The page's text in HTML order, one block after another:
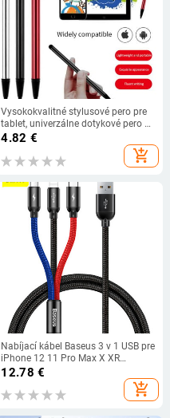
Vysokokvalitné stylusové pero pre
tablet, univerzálne dotykové pero 2
v 1, kapacitné pero pre mobilný
4.82 €
add_shopping_cart
Nabíjací kábel Baseus 3 v 1 USB pre
iPhone 12 11 Pro Max X XR
Samsung S20 Xiaomi Mi 9 Huawei
12.78 €
add_shopping_cart